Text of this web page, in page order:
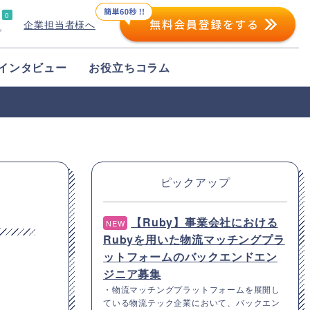
0
企業担当者様へ
ンタビュー お役立ちコラム
ピックアップ
NEW
【Ruby】事業会社における
Rubyを用いた物流マッチングプラ
ットフォームのバックエンドエン
ジニア募集
・物流マッチングプラットフォームを展開し
ている物流テック企業において、バックエン